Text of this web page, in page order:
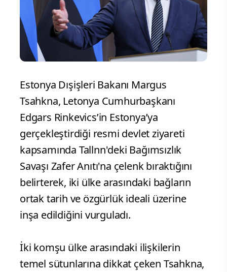
Estonya Dışişleri Bakanı Margus
Tsahkna, Letonya Cumhurbaşkanı
Edgars Rinkevics’in Estonya’ya
gerçekleştirdiği resmi devlet ziyareti
kapsamında Tallnn'deki Bağımsızlık
Savaşı Zafer Anıtı'na çelenk bıraktığını
belirterek, iki ülke arasındaki bağların
ortak tarih ve özgürlük ideali üzerine
inşa edildiğini vurguladı.
İki komşu ülke arasındaki ilişkilerin
temel sütunlarına dikkat çeken Tsahkna,